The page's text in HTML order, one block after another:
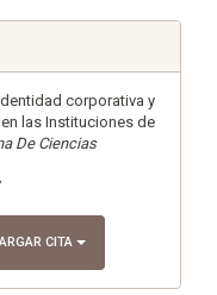
corporativa y
las Instituciones de
De Ciencias
CITA